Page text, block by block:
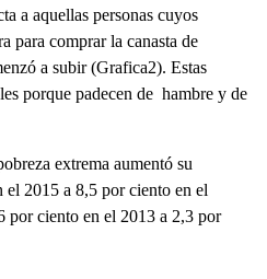
a aquellas personas cuyos
para comprar la canasta de
a subir (Grafica2). Estas
porque padecen de hambre y de
extrema aumentó su
2015 a 8,5 por ciento en el
por ciento en el 2013 a 2,3 por